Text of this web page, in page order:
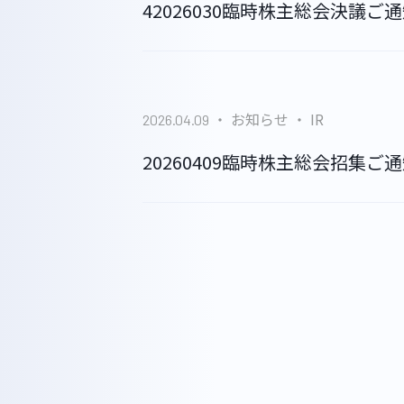
42026030臨時株主総会決議ご
2026.04.09 お知らせ IR
20260409臨時株主総会招集ご